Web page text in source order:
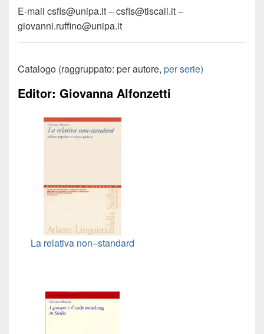
E-mail csfls@unipa.it – csfls@tiscali.it –
giovanni.ruffino@unipa.it
Catalogo (raggruppato: per autore, per serie)
Editor: Giovanna Alfonzetti
La relativa non–standard